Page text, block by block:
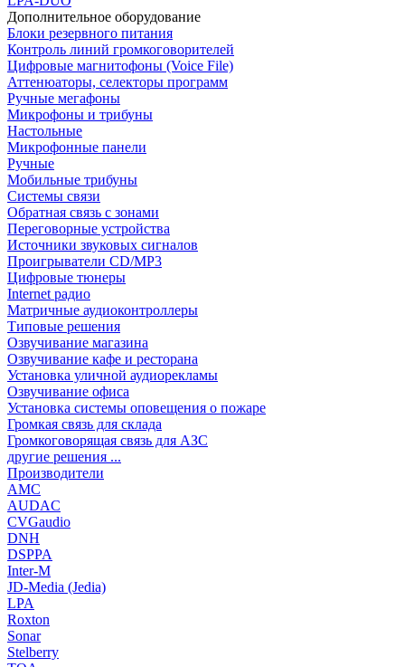
Дополнительное оборудование
Блоки резервного питания
Контроль линий громкоговорителей
Цифровые магнитофоны (Voice File)
Аттенюаторы, селекторы программ
Ручные мегафоны
Микрофоны и трибуны
Настольные
Микрофонные панели
Ручные
Мобильные трибуны
Системы связи
Обратная связь с зонами
Переговорные устройства
Источники звуковых сигналов
Проигрыватели CD/MP3
Цифровые тюнеры
Internet радио
Матричные аудиоконтроллеры
Типовые решения
Озвучивание магазина
Озвучивание кафе и ресторана
Установка уличной аудиорекламы
Озвучивание офиса
Установка системы оповещения о пожаре
Громкая связь для склада
Громкоговорящая связь для АЗС
другие решения ...
Производители
AMC
AUDAC
CVGaudio
DNH
DSPPA
Inter-M
JD-Media (Jedia)
LPA
Roxton
Sonar
Stelberry